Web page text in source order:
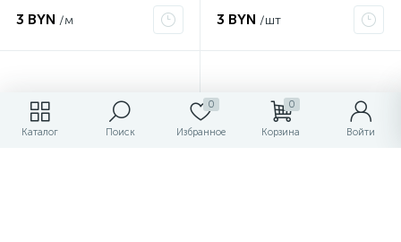
Каталог Поиск
0
Избранное
0
Корзина Войти
3 BYN /м 3 BYN /шт